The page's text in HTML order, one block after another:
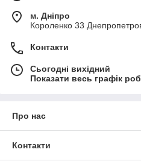
м. Дніпро
Короленко 33
Контакти
Сьогодні вихідний
Показати весь графік
Про нас
Контакти